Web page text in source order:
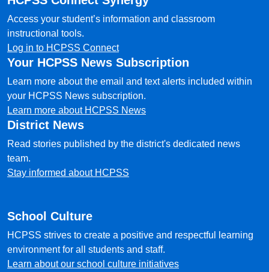
Access your student’s information and classroom
instructional tools.
Log in to HCPSS Connect
Your HCPSS News Subscription
Learn more about the email and text alerts included within
your HCPSS News subscription.
Learn more about HCPSS News
District News
Read stories published by the district's dedicated news
team.
Stay informed about HCPSS
School Culture
HCPSS strives to create a positive and respectful learning
environment for all students and staff.
Learn about our school culture initiatives